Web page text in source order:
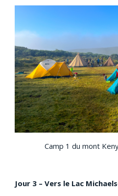
Camp 1 du mont
Jour 3 – Vers le Lac